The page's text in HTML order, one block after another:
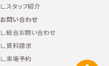
スタッフ紹介
お問い合わせ
総合お問い合わせ
資料請求
来場予約